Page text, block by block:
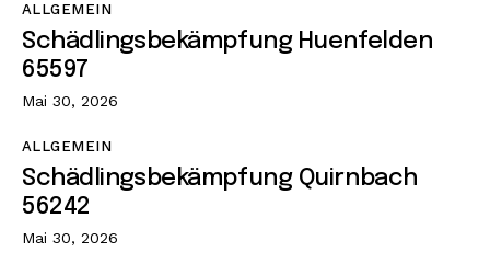
ALLGEMEIN
Schädlingsbekämpfung Huenfelden
65597
Mai 30, 2026
ALLGEMEIN
Schädlingsbekämpfung Quirnbach
56242
Mai 30, 2026